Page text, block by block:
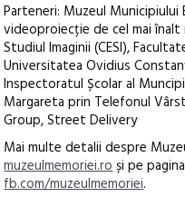
Parteneri: Muzeul
videoproiecție de cel mai
Studiul Imaginii (CESI),
Universitatea Ovidius
Inspectoratul Școlar al
Margareta prin Telefonul
Group, Street Delivery
Mai multe detalii despre
muzeulmemoriei.roși pe
fb.com/muzeulmemoriei.